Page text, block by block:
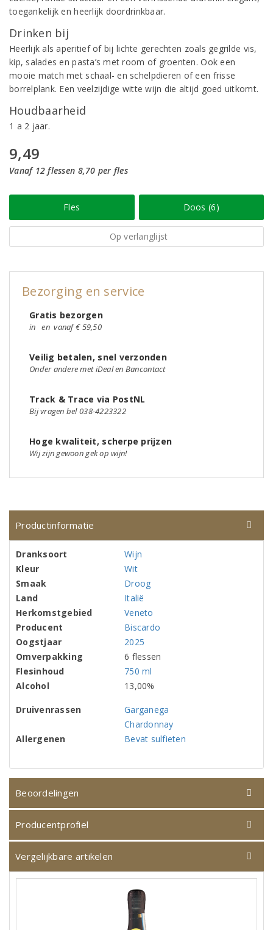
toegankelijk en heerlijk doordrinkbaar.
Drinken bij
Heerlijk als aperitief of bij lichte gerechten zoals gegrilde vis,
kip, salades en pasta’s met room of groenten. Ook een
mooie match met schaal- en schelpdieren of een frisse
borrelplank. Een veelzijdige witte wijn die altijd goed uitkomt.
Houdbaarheid
1 a 2 jaar.
9,49
Vanaf 12 flessen 8,70 per fles
Fles Doos (6)
Op verlanglijst
Bezorging en service
Gratis bezorgen
in en vanaf € 59,50
Veilig betalen, snel verzonden
Onder andere met iDeal en Bancontact
Track & Trace via PostNL
Bij vragen bel 038-4223322
Hoge kwaliteit, scherpe prijzen
Wij zijn gewoon gek op wijn!
Productinformatie
Dranksoort
Wijn
Kleur
Wit
Smaak
Droog
Land
Italië
Herkomstgebied
Veneto
Producent
Biscardo
Oogstjaar
2025
Omverpakking
6 flessen
Flesinhoud
750 ml
Alcohol
13,00%
Druivenrassen
Garganega
Chardonnay
Allergenen
Bevat sulfieten
Beoordelingen
Producentprofiel
Vergelijkbare artikelen